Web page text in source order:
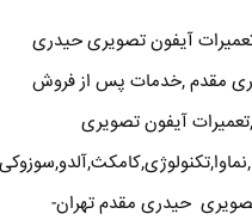
آیفون تصویری حیدری
مقدم ,خدمات پس از فروش
آیفون تصویری
حیدری مقدم تهران-